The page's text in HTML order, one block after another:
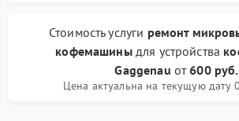
Стоимость услуги ремонт
кофемашиныдля устройства
Gaggenau от600 руб.
Цена актуальна на текущую дату